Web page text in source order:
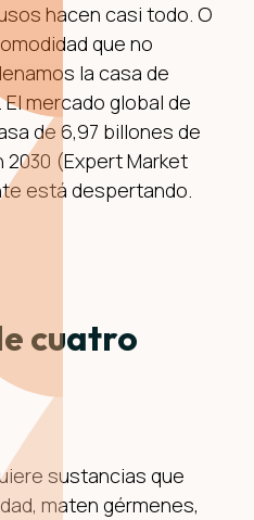
hacen casi todo. O
que no
la casa de
mercado global de
de 6,97 billones de
2030 (Expert Market
está despertando.
cuatro
sustancias que
maten gérmenes,